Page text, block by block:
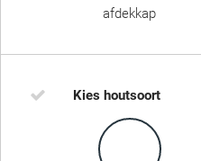
afdekkap
Kies houtsoort